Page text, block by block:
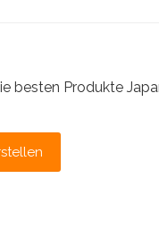
besten Produkte